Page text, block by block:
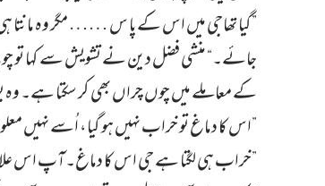
”گیا تھاجی میں اس کے پا س …… مگر وہ مانتا
جائے۔“ منشی فضل دین نے تشویش سے کہا تو
کے معاملے میں چوں چراں بھی کر سکتا ہے۔
”اس کا دماغ تو خراب نہیں ہو گیا، اُسے
”خراب ہی لگتا ہے جی اس کا دماغ۔آپ اس